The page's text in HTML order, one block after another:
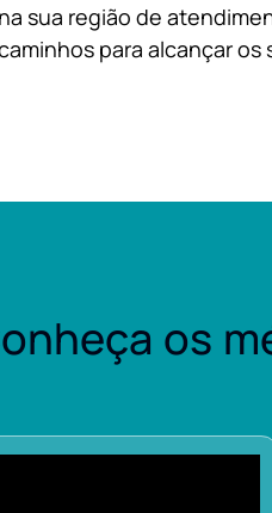
na sua região de
para alcançar os
os